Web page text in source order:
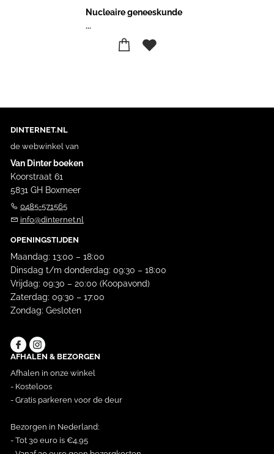
Nucleaire geneeskunde
...
DINTERNET.NL
de webwinkel van
Van Dinter boeken
Koorstraat 61
5831 GH Boxmeer
0485-571565
info@dinternet.nl
OPENINGSTIJDEN
Maandag: 13:00 – 18:00
Dinsdag t/m donderdag: 09:30 – 18:00
Vrijdag: 09:30 – 20:00 (Koopavond)
Zaterdag: 09:30 – 17:00
Zondag: Gesloten
AFHALEN & BEZORGEN
Afhalen in onze winkel
- Kosteloos
- Gratis parkeren voor de deur
Bezorgen in Nederland:
- Tot 30 euro is €4,95